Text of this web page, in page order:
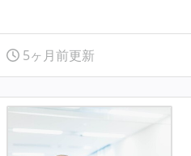
5ヶ月前更新